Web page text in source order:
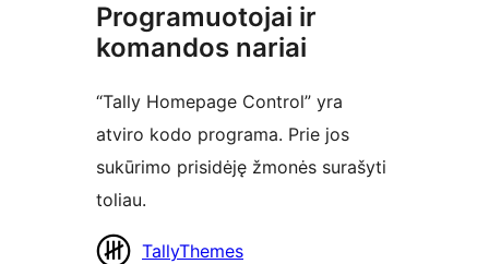
Programuotojai ir
komandos nariai
“Tally Homepage Control” yra
atviro kodo programa. Prie jos
sukūrimo prisidėję žmonės surašyti
toliau.
AutoriaiTallyThemes